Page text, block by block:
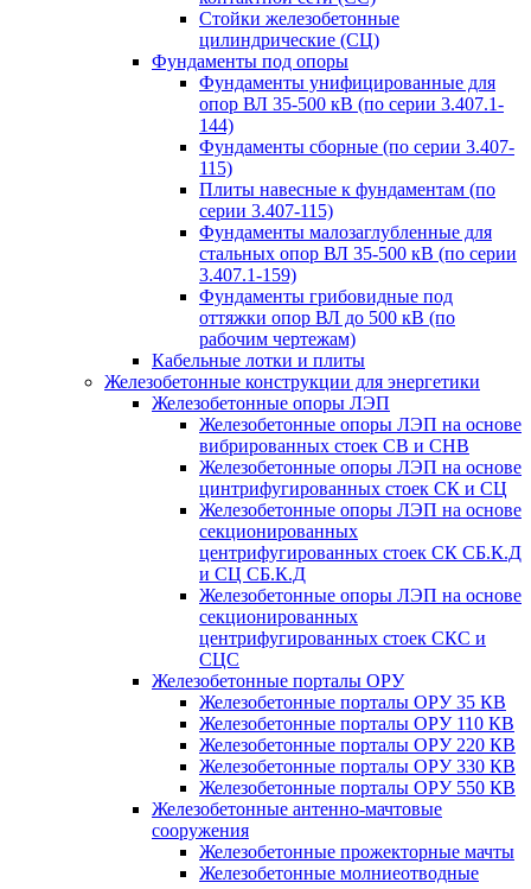
Стойки железобетонные
цилиндрические (СЦ)
Фундаменты под опоры
Фундаменты унифицированные для
опор ВЛ 35-500 кВ (по серии 3.407.1-
144)
Фундаменты сборные (по серии 3.407-
115)
Плиты навесные к фундаментам (по
серии 3.407-115)
Фундаменты малозаглубленные для
стальных опор ВЛ 35-500 кВ (по серии
3.407.1-159)
Фундаменты грибовидные под
оттяжки опор ВЛ до 500 кВ (по
рабочим чертежам)
Кабельные лотки и плиты
Железобетонные конструкции для энергетики
Железобетонные опоры ЛЭП
Железобетонные опоры ЛЭП на основе
вибрированных стоек СВ и СНВ
Железобетонные опоры ЛЭП на основе
цинтрифугированных стоек СК и СЦ
Железобетонные опоры ЛЭП на основе
секционированных
центрифугированных стоек СК СБ.К.Д
и СЦ СБ.К.Д
Железобетонные опоры ЛЭП на основе
секционированных
центрифугированных стоек СКС и
СЦС
Железобетонные порталы ОРУ
Железобетонные порталы ОРУ 35 КВ
Железобетонные порталы ОРУ 110 КВ
Железобетонные порталы ОРУ 220 КВ
Железобетонные порталы ОРУ 330 КВ
Железобетонные порталы ОРУ 550 КВ
Железобетонные антенно-мачтовые
сооружения
Железобетонные прожекторные мачты
Железобетонные молниеотводные